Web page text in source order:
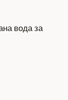
вода за